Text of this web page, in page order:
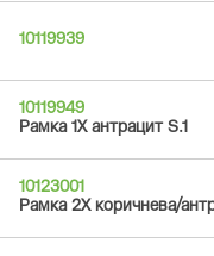
10119939
10119949
Рамка 1Х антрацит S.1
10123001
Рамка 2Х коричнева/